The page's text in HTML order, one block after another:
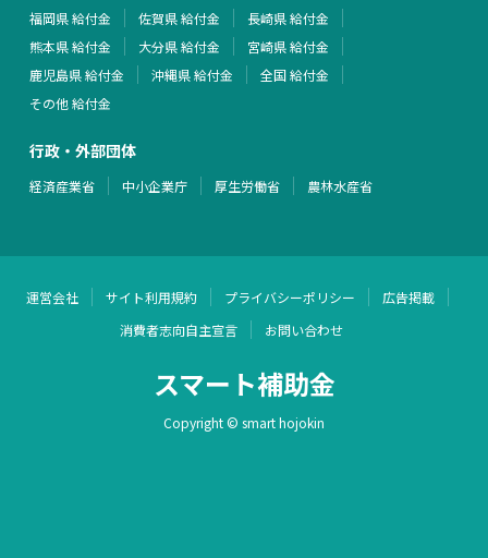
福岡県 給付金
佐賀県 給付金
長崎県 給付金
熊本県 給付金
大分県 給付金
宮崎県 給付金
鹿児島県 給付金
沖縄県 給付金
全国 給付金
その他 給付金
行政・外部団体
経済産業省 中小企業庁 厚生労働省 農林水産省
運営会社 サイト利用規約 プライバシーポリシー
広告掲載
消費者志向自主宣言
お問い合わせ
スマート補助金
Copyright © smart hojokin